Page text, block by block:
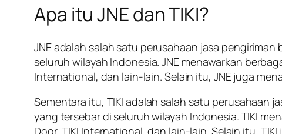
Apa itu JNE dan TIKI?
JNE adalah salah satu perusahaan jasa
seluruh wilayah Indonesia. JNE menawarkan
International, dan lain-lain. Selain itu, JNE juga
Sementara itu, TIKI adalah salah satu perusahaan
yang tersebar di seluruh wilayah Indonesia. TIKI